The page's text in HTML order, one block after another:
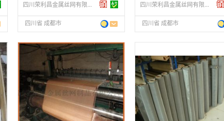
四川荣利昌金属丝网有限公司
四川省 成都市
四川荣利昌金属丝网有限公司
四川省 成都市
面议
会员注册：
第 10 年
经营模式：
生产制造
成立日期： 2014-11-24
面议
会员注册： 第 3 年
经营模式： 生产制造
成立日期：
2007-04-16